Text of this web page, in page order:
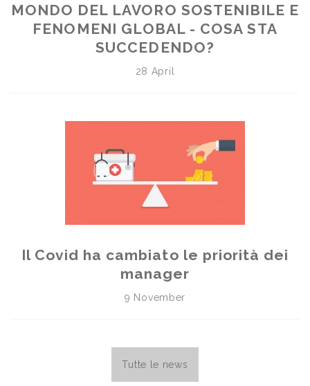
MONDO DEL LAVORO SOSTENIBILE E
FENOMENI GLOBAL - COSA STA
SUCCEDENDO?
28 April
Il Covid ha cambiato le priorità dei
manager
9 November
Tutte le news